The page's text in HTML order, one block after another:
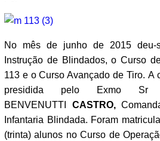
No mês de junho de 2015
Instrução de Blindados, o Curso
113 e o Curso Avançado de Tiro. A
presidida pelo Exmo Sr
BENVENUTTI CASTRO,
Infantaria Blindada. Foram
(trinta) alunos no Curso de